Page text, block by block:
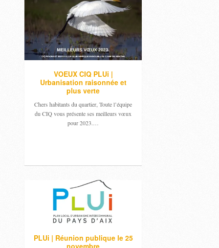
VOEUX CIQ PLUi |
Urbanisation raisonnée et
plus verte
Chers habitants du quartier, Toute l’équipe
du CIQ vous présente ses meilleurs vœux
pour 2023.…
PLUi | Réunion publique le 25
novembre